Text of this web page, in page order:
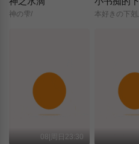
神の雫/
08|周日23:30